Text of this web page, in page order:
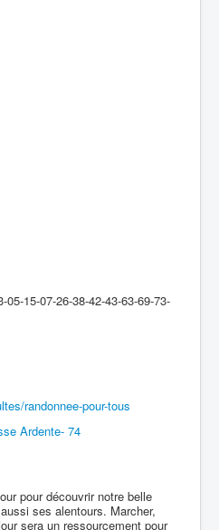
15-07-26-38-42-43-63-69-73-
randonnee-pour-tous
Ardente- 74
pour découvrir notre belle
ses alentours. Marcher,
sera un ressourcement pour